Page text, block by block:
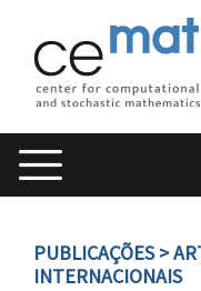
PUBLICAÇÕES>
INTERNACIONAIS